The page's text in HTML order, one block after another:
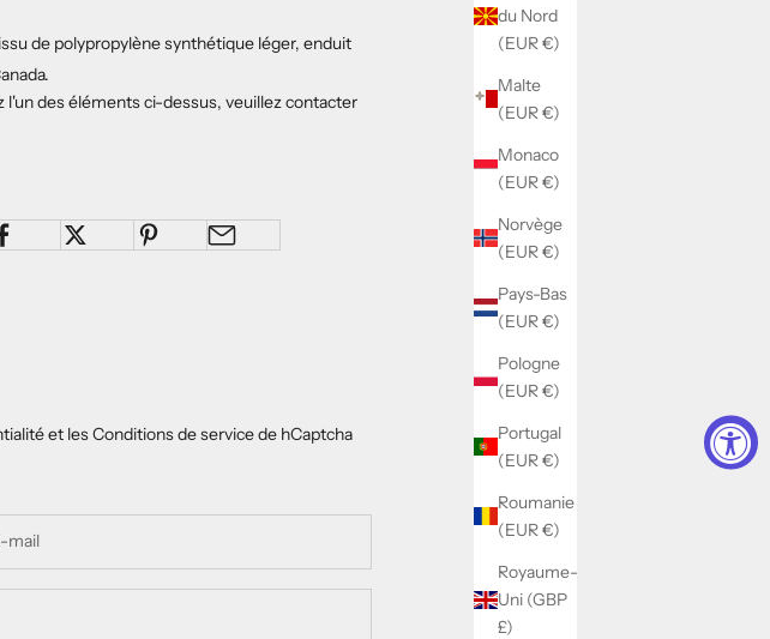
du Nord
(EUR €)
Malte
(EUR €)
Monaco
(EUR €)
Norvège
(EUR €)
Pays-Bas
(EUR €)
Pologne
(EUR €)
Portugal
(EUR €)
Roumanie
(EUR €)
Royaume-
Uni (GBP
£)
de polypropylène synthétique léger, enduit
des éléments ci-dessus, veuillez contacter
et lesConditions de servicede hCaptcha